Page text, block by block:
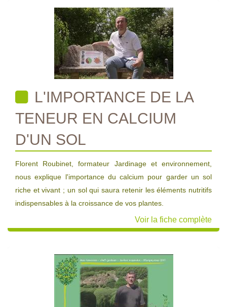
L'IMPORTANCE DE LA
TENEUR EN CALCIUM
D'UN SOL
Florent Roubinet, formateur Jardinage et environnement,
nous explique l'importance du calcium pour garder un sol
riche et vivant ; un sol qui saura retenir les éléments nutritifs
indispensables à la croissance de vos plantes.
Voir la fiche complète